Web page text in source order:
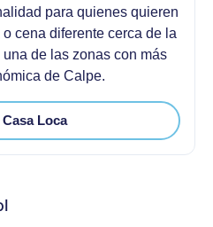
para quienes quieren
cena diferente cerca de la
de las zonas con más
de Calpe.
Loca